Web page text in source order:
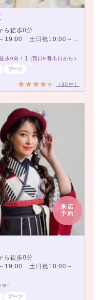
ら徒歩0分
土日祝10:00～18:00）
歩0分！】(西口8番出口から)
ブーツ
（30件）
来店
予約
ら徒歩0分
土日祝10:00～18:00）
ブーツ